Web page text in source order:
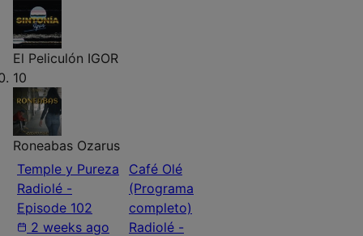
El Peliculón IGOR
10
Roneabas Ozarus
Temple y Pureza
Radiolé -
Episode 102
2 weeks ago
Café Olé
(Programa
completo)
Radiolé -